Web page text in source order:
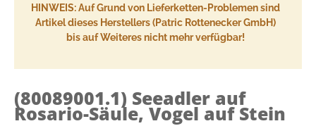
HINWEIS: Auf Grund von Lieferketten-Problemen sind
Artikel dieses Herstellers (Patric Rottenecker GmbH)
bis auf Weiteres nicht mehr verfügbar!
(80089001.1) Seeadler auf
Rosario-Säule, Vogel auf Stein